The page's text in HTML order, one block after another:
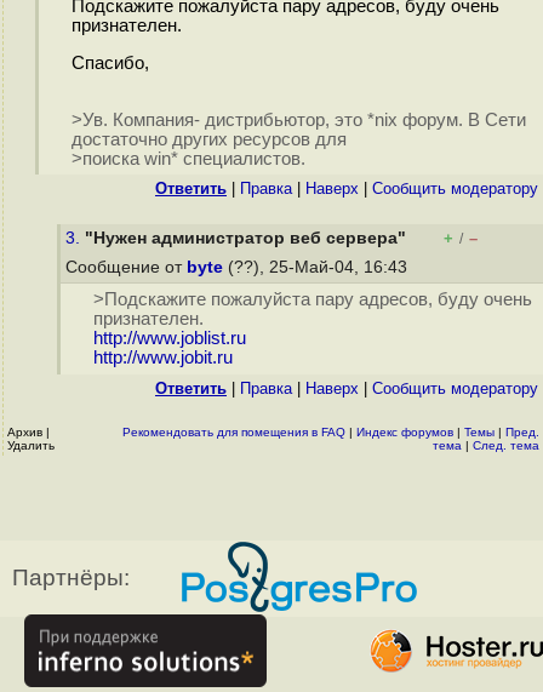
Подскажите пожалуйста пару адресов, буду очень
признателен.
Спасибо,
>Ув. Компания- дистрибьютор, это *nix форум. В Сети
достаточно других ресурсов для
>поиска win* специалистов.
Ответить Правка| Наверх Cообщить модератору
3. "Нужен администратор веб сервера" + / –
Сообщение от byte (??), 25-Май-04, 16:43
>Подскажите пожалуйста пару адресов, буду очень
признателен.
http://www.joblist.ru
http://www.jobit.ru
Ответить Правка| Наверх Cообщить модератору
Архив |
Удалить
Рекомендовать для помещения в FAQ | Индекс форумов | Темы | Пред.
тема | След. тема
Партнёры: